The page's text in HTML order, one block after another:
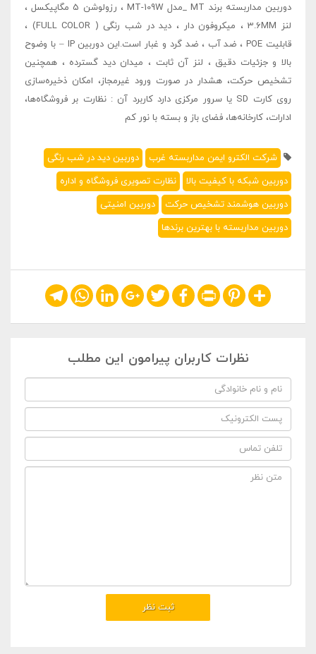
دوربین مداربسته برند MT _مدل MT-109W ، رزولوشن 5 مگاپیکسل ،
لنز 3.6MM ، میکروفون دار ، دید در شب رنگی ( FULL COLOR) ،
قابلیت POE ، ضد آب ، ضد گرد و غبار است.این دوربین IP – با وضوح
بالا و جزئیات دقیق ، لنز آن ثابت ، میدان دید گسترده ، همچنین
تشخیص حرکت، هشدار در صورت ورود غیرمجاز، امکان ذخیره‌سازی
روی کارت SD یا سرور مرکزی دارد کاربرد آن : نظارت بر فروشگاه‌ها،
ادارات، کارخانه‌ها، فضای باز و بسته با نور کم
شرکت الکترو ایمن مداربسته غرب
دوربین دید در شب رنگی
دوربین شبکه با کیفیت بالا
نظارت تصویری فروشگاه و اداره
دوربین هوشمند تشخیص حرکت
دوربین امنیتی
دوربین مداربسته با بهترین برندها
Share
Pinterest
Print
Facebook
Twitter
Google+
LinkedIn
WhatsApp
Telegram
نظرات کاربران پیرامون این مطلب